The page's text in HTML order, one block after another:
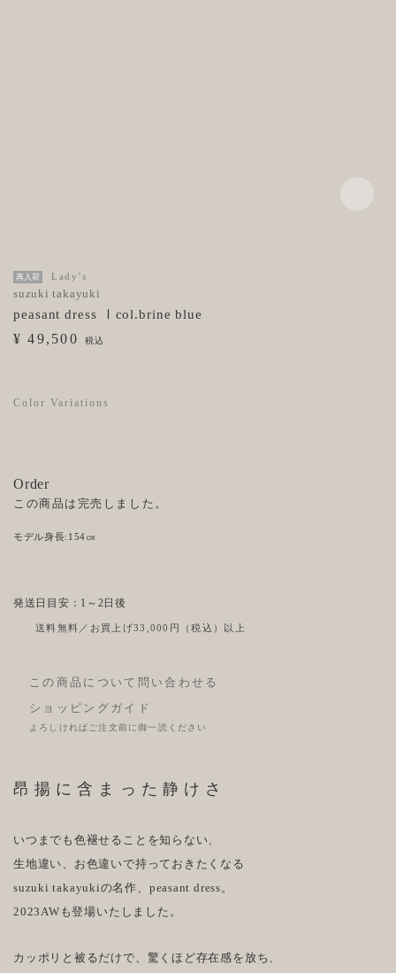
再入荷 Lady’s
suzuki takayuki
peasant dress Ⅰcol.brine blue
¥ 49,500 税込
Color Variations
Order
この商品は完売しました。
モデル身長:154㎝
発送日目安：1～2日後
送料無料／お買上げ33,000円（税込）以上
この商品について問い合わせる
ショッピングガイド
よろしければご注文前に御一読ください
昂揚に含まった静けさ
いつまでも色褪せることを知らない、
生地違い、お色違いで持っておきたくなる
suzuki takayukiの名作、peasant dress。
2023AWも登場いたしました。
カッポリと被るだけで、驚くほど存在感を放ち、